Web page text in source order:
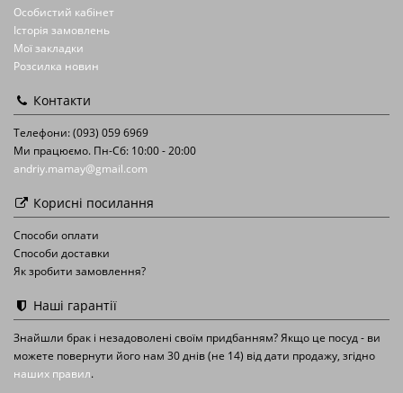
Особистий кабінет
Історія замовлень
Мої закладки
Розсилка новин
Контакти
Телефони: (093) 059 6969
Ми працюємо. Пн-Сб: 10:00 - 20:00
andriy.mamay@gmail.com
Корисні посилання
Способи оплати
Способи доставки
Як зробити замовлення?
Наші гарантії
Знайшли брак і незадоволені своїм придбанням? Якщо це посуд - ви
можете повернути його нам 30 днів (не 14) від дати продажу, згідно
наших правил.